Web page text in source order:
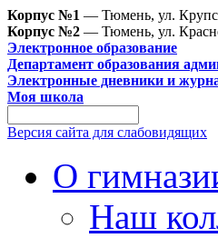
Корпус №1 — Тюмень, ул.
Корпус №2 — Тюмень, ул.
Электронное образование
Департамент образования
Электронные дневники и
Моя школа
Версия сайта для слабовидящих
О
Наш